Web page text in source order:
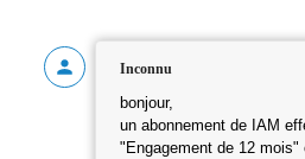
Inconnu
bonjour,
un abonnement de IAM
"Engagement de 12